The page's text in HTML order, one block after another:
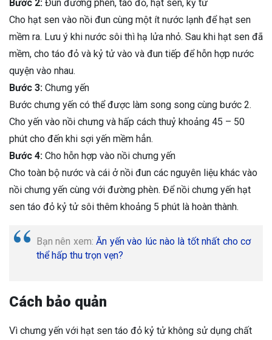
Bước 2: Đun đường phèn, táo đỏ, hạt sen, kỷ tử
Cho hạt sen vào nồi đun cùng một ít nước lạnh để hạt sen
mềm ra. Lưu ý khi nước sôi thì hạ lửa nhỏ. Sau khi hạt sen đã
mềm, cho táo đỏ và kỷ tử vào và đun tiếp để hỗn hợp nước
quyện vào nhau.
Bước 3: Chưng yến
Bước chưng yến có thể được làm song song cùng bước 2.
Cho yến vào nồi chưng và hấp cách thuỷ khoảng 45 – 50
phút cho đến khi sợi yến mềm hẳn.
Bước 4: Cho hỗn hợp vào nồi chưng yến
Cho toàn bộ nước và cái ở nồi đun các nguyên liệu khác vào
nồi chưng yến cùng với đường phèn. Để nồi chưng yến hạt
sen táo đỏ kỷ tử sôi thêm khoảng 5 phút là hoàn thành.
Bạn nên xem:Ăn yến vào lúc nào là tốt nhất cho cơ
thể hấp thu trọn vẹn?
Cách bảo quản
Vì chưng yến với hạt sen táo đỏ kỷ tử không sử dụng chất